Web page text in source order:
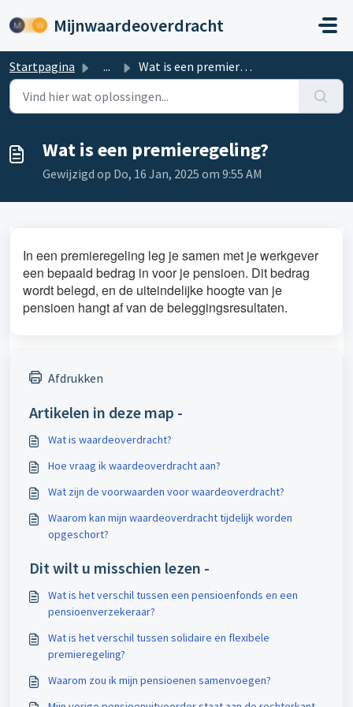
Mijnwaardeoverdracht
Startpagina ... Wat is een premieregeling?
Wat is een premieregeling?
Gewijzigd op Do, 16 Jan, 2025 om 9:55 AM
In een premieregeling leg je samen met je werkgever
een bepaald bedrag in voor je pensioen. Dit bedrag
wordt belegd, en de uiteindelijke hoogte van je
pensioen hangt af van de beleggingsresultaten.
Afdrukken
Artikelen in deze map -
Wat is waardeoverdracht?
Hoe vraag ik waardeoverdracht aan?
Wat zijn de voorwaarden voor waardeoverdracht?
Waarom kan mijn waardeoverdracht tijdelijk worden
opgeschort?
Dit wilt u misschien lezen -
Wat is het verschil tussen een pensioenfonds en een
pensioenverzekeraar?
Wat is het verschil tussen solidaire en flexibele
premieregeling?
Waarom zou ik mijn pensioenen samenvoegen?